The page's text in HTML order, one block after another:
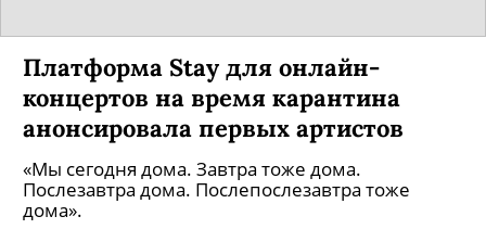
Платформа Stay для онлайн-
концертов на время карантина
анонсировала первых артистов
«Мы сегодня дома. Завтра тоже дома.
Послезавтра дома. Послепослезавтра тоже